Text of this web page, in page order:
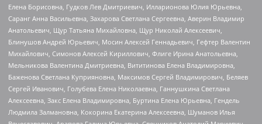
Елена Борисовна, Гудков Лев Дмитриевич, Илларионова Юлия Юрьевна,
Саранг Анна Васильевна, Захарова Светлана Сергеевна, Аверин Владимир
Анатольевич, Щур Татьяна Михайловна, Щур Николай Алексеевич,
Блинушов Андрей Юрьевич, Мосин Алексей Геннадьевич, Гефтер Валентин
Михайлович, Симонов Алексей Кириллович, Флиге Ирина Анатольевна,
Мельникова Валентина Дмитриевна, Вититинова Елена Владимировна,
Баженова Светлана Куприяновна, Максимов Сергей Владимирович, Беляев
Сергей Иванович, Голубева Елена Николаевна, Ганнушкина Светлана
Алексеевна, Закс Елена Владимировна, Буртина Елена Юрьевна, Гендель
Людмила Залмановна, Кокорина Екатерина Алексеевна, Шуманов Илья